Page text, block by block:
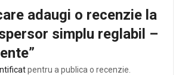
adaugi o recenzie la
simplu reglabil –
pentru a publica o recenzie.